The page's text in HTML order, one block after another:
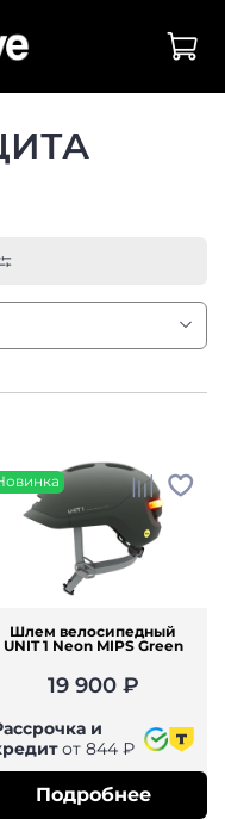
Шлем велосипедный
UNIT 1 Neon MIPS Green
19 900 ₽
и
от 844 ₽
Подробнее